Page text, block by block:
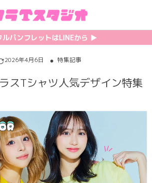
ルパンフレットはLINEから ▶︎︎
2026年4月6日 特集記事
スTシャツ人気デザイン特集
初めての方へ
カテゴリ一覧
特集記事
特集
ラT集
特集
シャツ
プリント